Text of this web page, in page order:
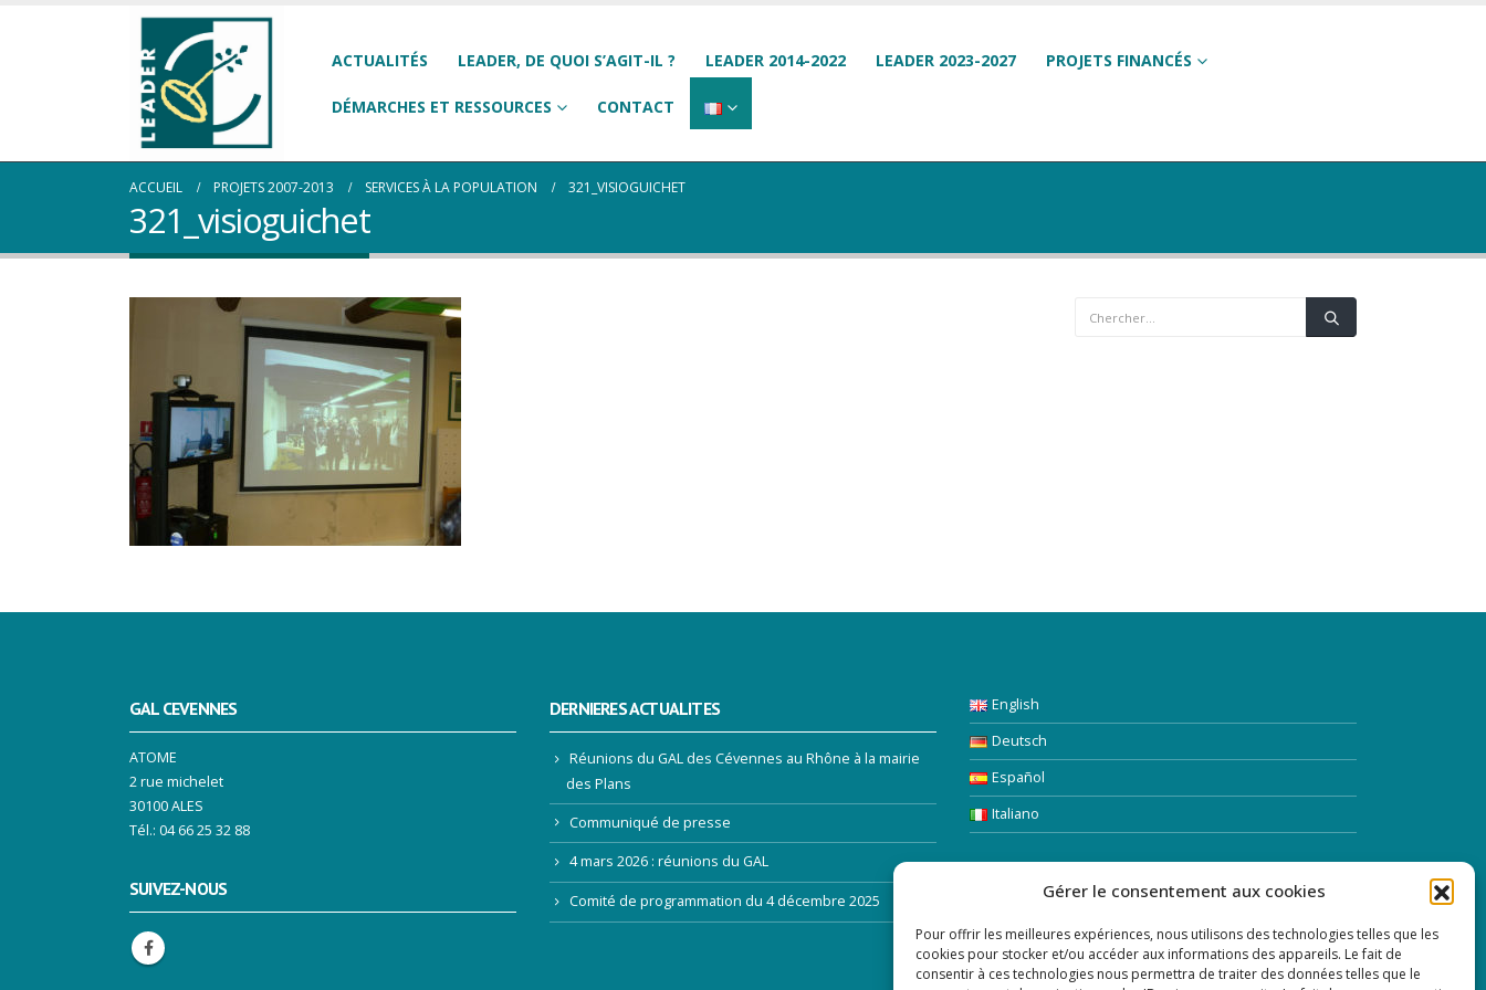
Gérer le consentement aux cookies
Pour offrir les meilleures expériences, nous utilisons des technologies telles que les
cookies pour stocker et/ou accéder aux informations des appareils. Le fait de
consentir à ces technologies nous permettra de traiter des données telles que le
ACTUALITÉS LEADER, DE QUOI S’AGIT-IL ? LEADER 2014-2022 LEADER 2023-2027 PROJETS FINANCÉS
DÉMARCHES ET RESSOURCES CONTACT
ACCUEIL PROJETS 2007-2013 SERVICES À LA POPULATION 321_VISIOGUICHET
321_visioguichet
GAL CEVENNES
ATOME
2 rue michelet
30100 ALES
Tél.: 04 66 25 32 88
SUIVEZ-NOUS
DERNIERES ACTUALITES
Réunions du GAL des Cévennes au Rhône à la mairie
des Plans
Communiqué de presse
4 mars 2026 : réunions du GAL
Comité de programmation du 4 décembre 2025
English
Deutsch
Español
Italiano
Addresse Email: